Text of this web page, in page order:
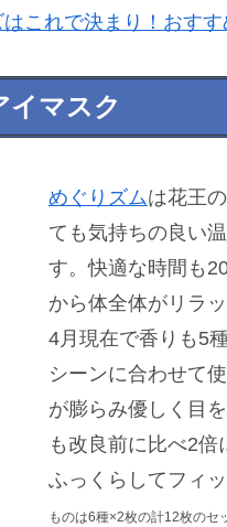
これで決まり！おすす
イマスク
めぐりズムは花王
ても気持ちの良い
す。快適な時間も
から体全体がリラ
4月現在で香りも5
シーンに合わせて
が膨らみ優しく目
も改良前に比べ2倍
ふっくらしてフィ
ものは6種×2枚の計12枚のセ